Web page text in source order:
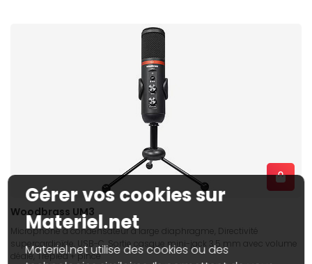
Woodbrass UM3
Microphone à condensateur à large diaphragme, Directivité
supercardioïde, USB-C, Sortie casque mini-jack 3.5 mm avec volume
dédié, Trépied + pince
Gérer vos cookies sur
Materiel.net
Materiel.net utilise des cookies ou des